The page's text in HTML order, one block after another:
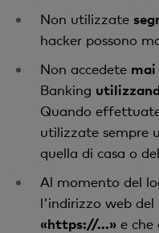
Non utilizzate
hacker possono
Non accedete mai
Banking
Quando
utilizzate sempre
quella di casa o
Al momento del
l'indirizzo web del
«https://...» e che